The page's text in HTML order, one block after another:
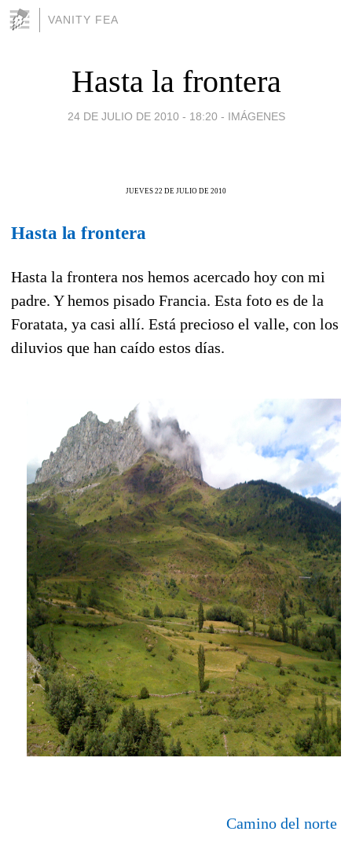
VANITY FEA
Hasta la frontera
24 DE JULIO DE 2010 - 18:20 - IMÁGENES
JUEVES 22 DE JULIO DE 2010
Hasta la frontera
Hasta la frontera nos hemos acercado hoy con mi
padre. Y hemos pisado Francia. Esta foto es de la
Foratata, ya casi allí. Está precioso el valle, con los
diluvios que han caído estos días.
Camino del norte